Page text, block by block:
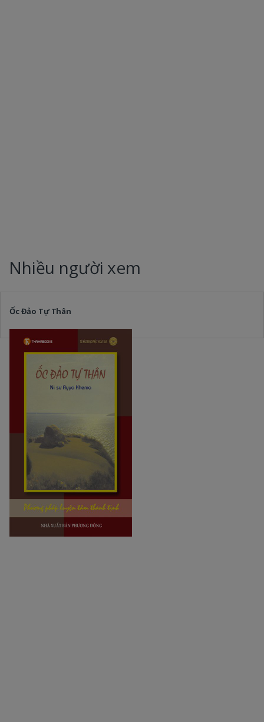
Nhiều người xem
Ốc Đảo Tự Thân